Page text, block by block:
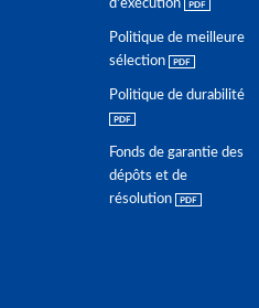
d'exécution
Politique de meilleure
sélection
Politique de durabilité
Fonds de garantie des
dépôts et de
résolution